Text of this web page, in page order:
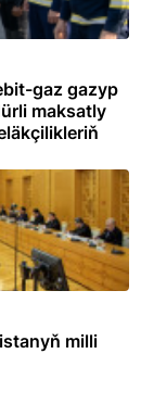
gaz gazyp
maksatly
milli